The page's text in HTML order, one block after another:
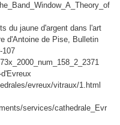
du jaune d'argent dans l'art
d'Antoine de Pise, Bulletin
107
evreux/vitraux/1.html
services/cathedrale_Evr